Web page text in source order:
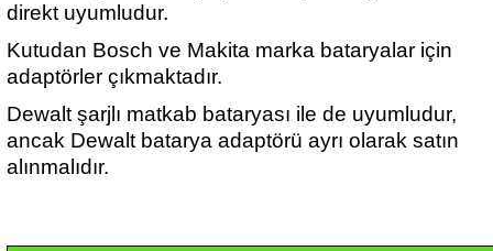
direkt uyumludur.
Kutudan Bosch ve Makita marka bataryalar için
adaptörler çıkmaktadır.
Dewalt şarjlı matkab bataryası ile de uyumludur,
ancak Dewalt batarya adaptörü ayrı olarak satın
alınmalıdır.